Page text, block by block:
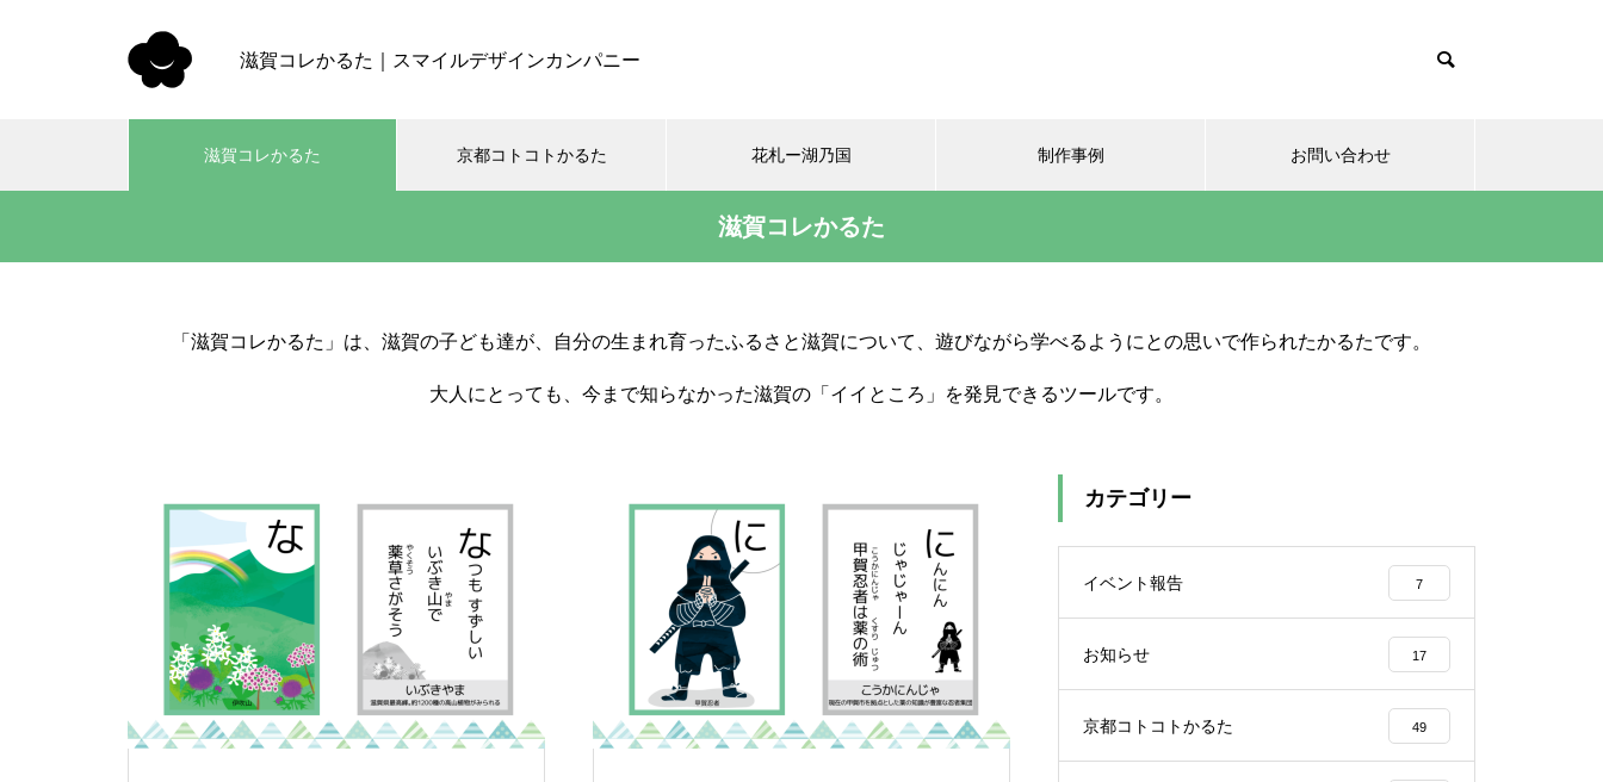
滋賀コレかるた｜スマイルデザインカンパニー
滋賀コレかるた 京都コトコトかるた 花札ー湖乃国 制作事例 お問い合わせ
滋賀コレかるた
「滋賀コレかるた」は、滋賀の子ども達が、自分の生まれ育ったふるさと滋賀について、遊びながら学べるようにとの思いで作られたかるたです。
大人にとっても、今まで知らなかった滋賀の「イイところ」を発見できるツールです。
カテゴリー
イベント報告 7
お知らせ 17
京都コトコトかるた 49